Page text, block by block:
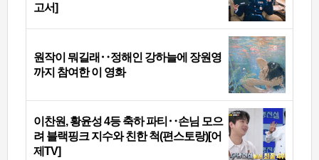
고서]
원작이 뭐길래‥정해인 강하늘에 장원영
까지 참여한 이 영화
이찬원, 황윤성 4등 축하 파티‥손님 모으
려 블랙핑크 지수와 친한 척(편스토랑)[어
제TV]